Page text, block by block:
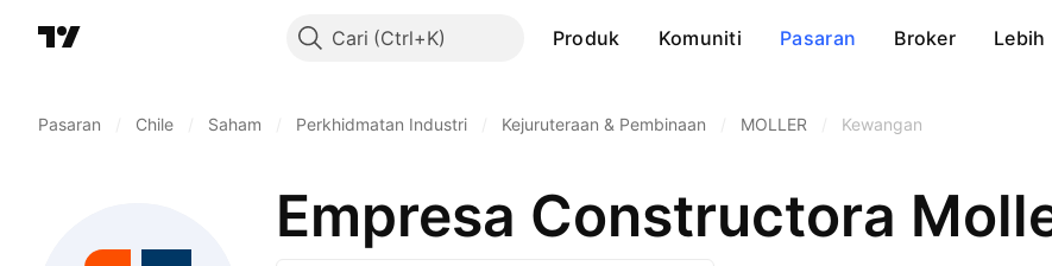
Cari Produk Komuniti Pasaran Broker Lebih
Pasaran Chile Saham Perkhidmatan Industri Kejuruteraan & Pembinaan MOLLER Kewangan